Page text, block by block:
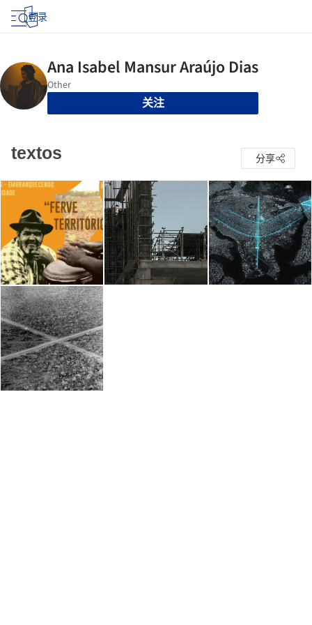
登录
关注
textos 分享